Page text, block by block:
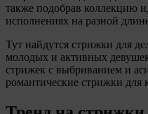
также подобрав коллекцию
исполнениях на разной
Тут найдутся стрижки для
молодых и активных
стрижек с выбриванием и
романтические стрижки для